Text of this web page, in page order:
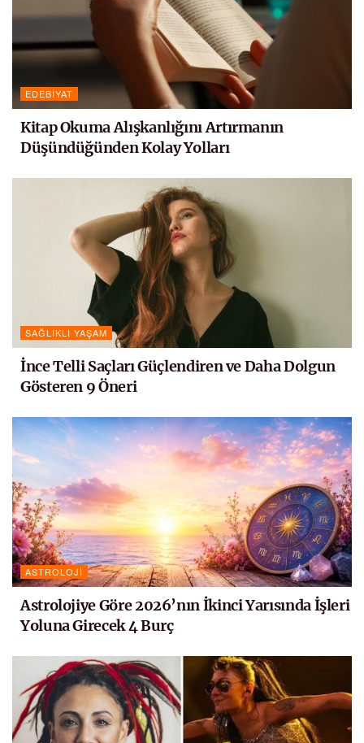
EDEBIYAT
Kitap Okuma Alışkanlığını Artırmanın
Düşündüğünden Kolay Yolları
SAĞLIKLI YAŞAM
İnce Telli Saçları Güçlendiren ve Daha Dolgun
Gösteren 9 Öneri
ASTROLOJI
Astrolojiye Göre 2026’nın İkinci Yarısında İşleri
Yoluna Girecek 4 Burç